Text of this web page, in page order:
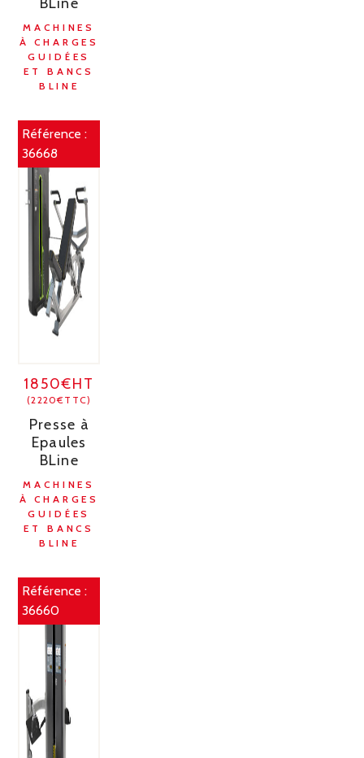
BLine
MACHINES
À CHARGES
GUIDÉES
ET BANCS
BLINE
Référence :
36668
1850€HT
(2220€TTC)
Presse à
Epaules
BLine
MACHINES
À CHARGES
GUIDÉES
ET BANCS
BLINE
Référence :
36660